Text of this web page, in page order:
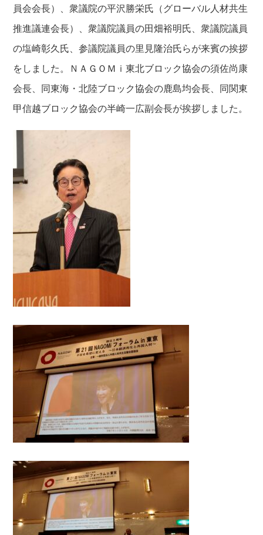
員会会長）、衆議院の平沢勝栄氏（グローバル人材共生
推進議連会長）、衆議院議員の田畑裕明氏、衆議院議員
の塩崎彰久氏、参議院議員の里見隆治氏らが来賓の挨拶
をしました。ＮＡＧＯＭｉ東北ブロック協会の須佐尚康
会長、同東海・北陸ブロック協会の鹿島均会長、同関東
甲信越ブロック協会の半崎一広副会長が挨拶しました。